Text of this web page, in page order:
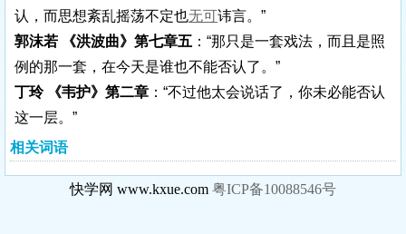
认，而思想紊乱摇荡不定也无可讳言。”
郭沫若 《洪波曲》第七章五 ：“那只是一套戏法，而且是照
例的那一套，在今天是谁也不能否认了。”
丁玲 《韦护》第二章 ：“不过他太会说话了，你未必能否认
这一层。”
相关词语
快学网 www.kxue.com 粤ICP备10088546号